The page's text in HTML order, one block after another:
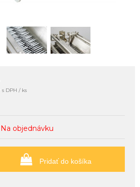
s DPH / ks
Na objednávku
Pridať do košíka